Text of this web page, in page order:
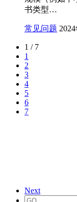
书类型…
常见问题
1 / 7
1
2
3
4
5
6
7
Next